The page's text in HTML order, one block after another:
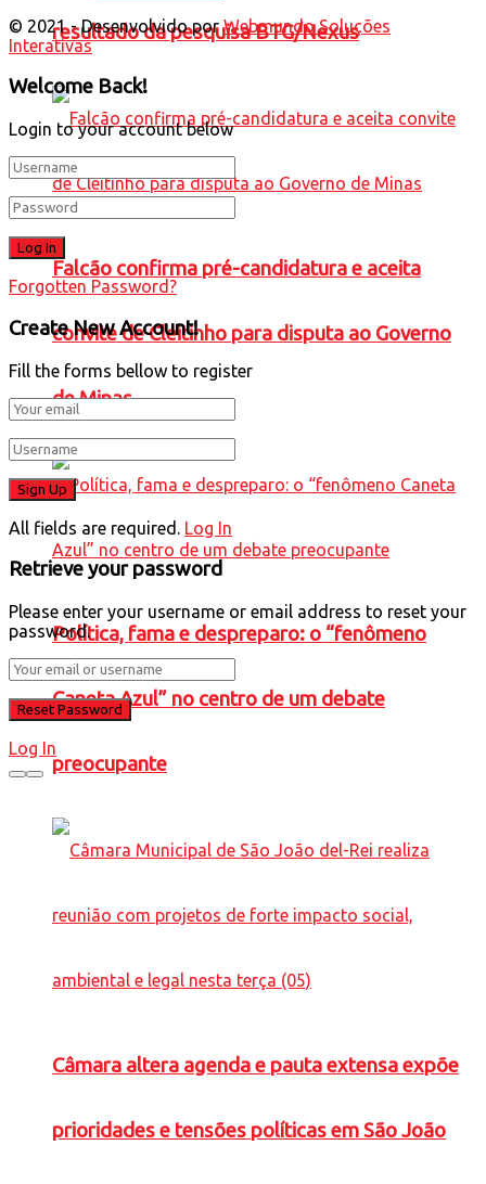
resultado da pesquisa BTG/Nexus
Falcão confirma pré-candidatura e aceita
convite de Cleitinho para disputa ao Governo
de Minas
Política, fama e despreparo: o “fenômeno
Caneta Azul” no centro de um debate
preocupante
Câmara altera agenda e pauta extensa expõe
prioridades e tensões políticas em São João
© 2021 - Desenvolvido porWebmundo Soluções
Interativas
Welcome Back!
Login to your account below
Forgotten Password?
Create New Account!
Fill the forms bellow to register
All fields are required. Log In
Retrieve your password
Please enter your username or email address to reset your
password.
Log In